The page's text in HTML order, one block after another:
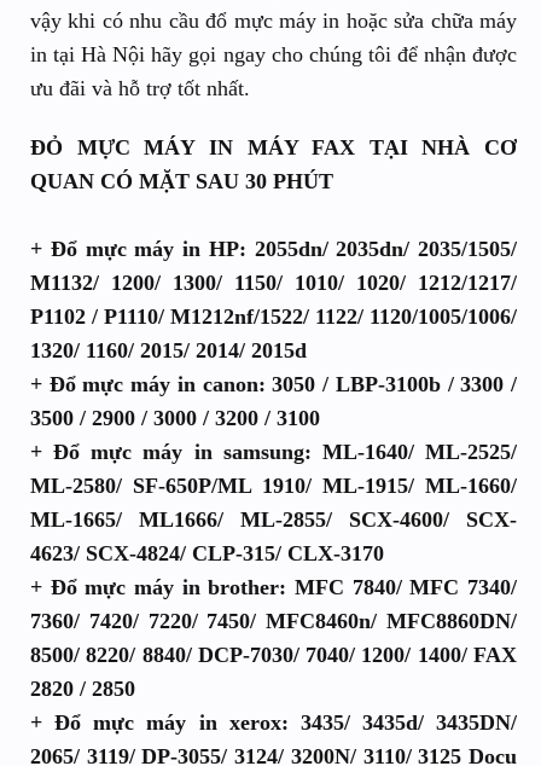
vậy khi có nhu cầu đổ mực máy in hoặc sửa chữa máy
in tại Hà Nội hãy gọi ngay cho chúng tôi để nhận được
ưu đãi và hỗ trợ tốt nhất.
ĐỎ MỰC MÁY IN MÁY FAX TẠI NHÀ CƠ
QUAN CÓ MẶT SAU 30 PHÚT
+ Đổ mực máy in HP: 2055dn/ 2035dn/ 2035/1505/
M1132/ 1200/ 1300/ 1150/ 1010/ 1020/ 1212/1217/
P1102 / P1110/ M1212nf/1522/ 1122/ 1120/1005/1006/
1320/ 1160/ 2015/ 2014/ 2015d
+ Đổ mực máy in canon: 3050 / LBP-3100b / 3300 /
3500 / 2900 / 3000 / 3200 / 3100
+ Đổ mực máy in samsung: ML-1640/ ML-2525/
ML-2580/ SF-650P/ML 1910/ ML-1915/ ML-1660/
ML-1665/ ML1666/ ML-2855/ SCX-4600/ SCX-
4623/ SCX-4824/ CLP-315/ CLX-3170
+ Đổ mực máy in brother: MFC 7840/ MFC 7340/
7360/ 7420/ 7220/ 7450/ MFC8460n/ MFC8860DN/
8500/ 8220/ 8840/ DCP-7030/ 7040/ 1200/ 1400/ FAX
2820 / 2850
+ Đổ mực máy in xerox: 3435/ 3435d/ 3435DN/
2065/ 3119/ DP-3055/ 3124/ 3200N/ 3110/ 3125 Docu